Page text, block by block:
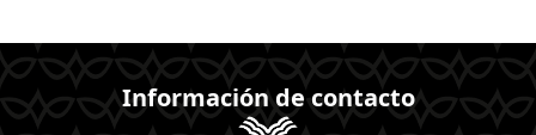
Información de contacto